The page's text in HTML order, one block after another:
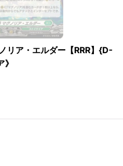
リア・エルダー【RRR】{D-